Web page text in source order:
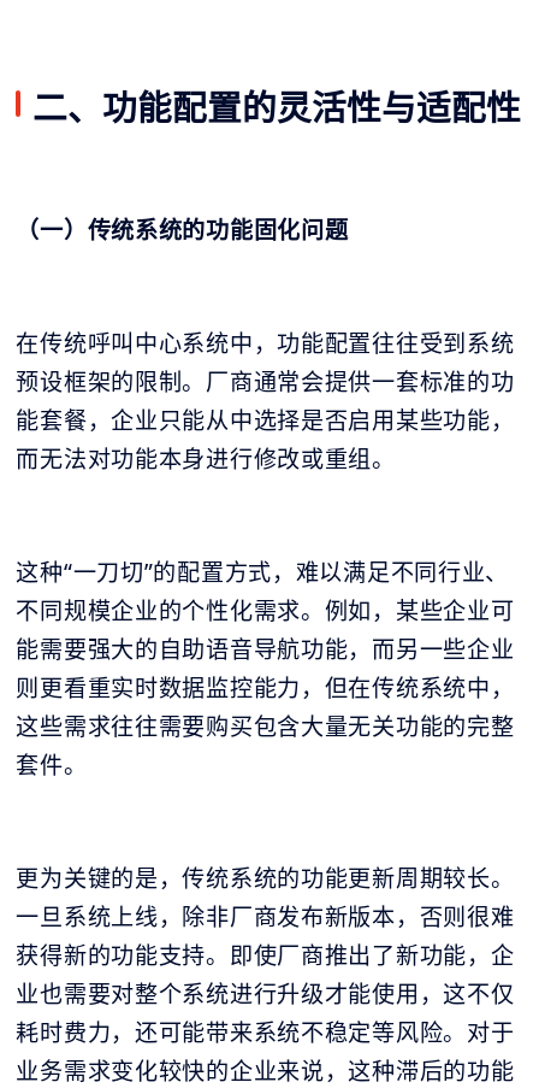
二、功能配置的灵活性与适配性
（一）传统系统的功能固化问题
在传统呼叫中心系统中，功能配置往往受到系统
预设框架的限制。厂商通常会提供一套标准的功
能套餐，企业只能从中选择是否启用某些功能，
而无法对功能本身进行修改或重组。
这种“一刀切”的配置方式，难以满足不同行业、
不同规模企业的个性化需求。例如，某些企业可
能需要强大的自助语音导航功能，而另一些企业
则更看重实时数据监控能力，但在传统系统中，
这些需求往往需要购买包含大量无关功能的完整
套件。
更为关键的是，传统系统的功能更新周期较长。
一旦系统上线，除非厂商发布新版本，否则很难
获得新的功能支持。即使厂商推出了新功能，企
业也需要对整个系统进行升级才能使用，这不仅
耗时费力，还可能带来系统不稳定等风险。对于
业务需求变化较快的企业来说，这种滞后的功能